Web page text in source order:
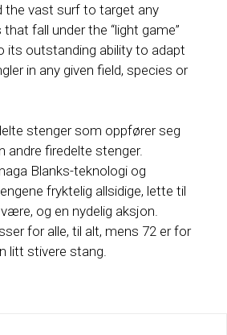
the vast surf to target any
fall under the “light game”
its outstanding ability to adapt
in any given field, species or
stenger som oppfører seg
andre firedelte stenger.
Blanks-teknologi og
fryktelig allsidige, lette til
og en nydelig aksjon.
for alle, til alt, mens 72 er for
litt stivere stang.